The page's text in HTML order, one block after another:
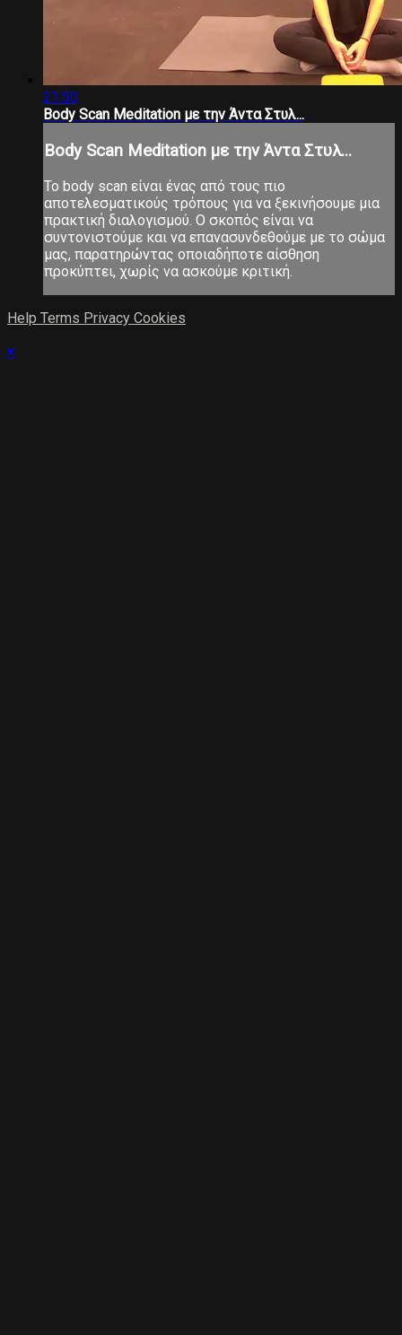
21:50
Body Scan Meditation με την Άντα Στυλ...
Body Scan Meditation με την Άντα Στυλ...
Το body scan είναι ένας από τους πιο
αποτελεσματικούς τρόπους για να ξεκινήσουμε μια
πρακτική διαλογισμού. Ο σκοπός είναι να
συντονιστούμε και να επανασυνδεθούμε με το σώμα
μας, παρατηρώντας οποιαδήποτε αίσθηση
προκύπτει, χωρίς να ασκούμε κριτική.
Help Terms Privacy Cookies
×